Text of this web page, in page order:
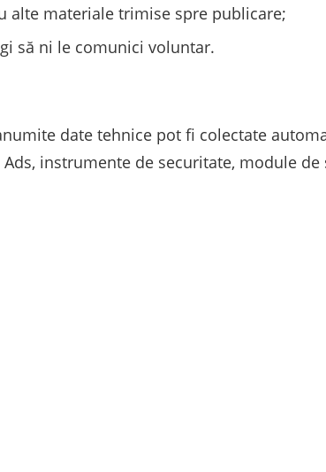
alte materiale trimise spre publicare;
să ni le comunici voluntar.
date tehnice pot fi colectate
Ads, instrumente de securitate, module